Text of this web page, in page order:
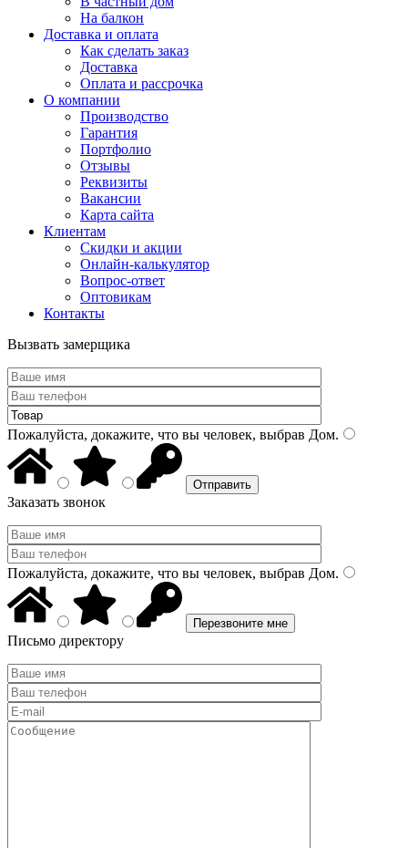
На балкон
Доставка и оплата
Как сделать заказ
Доставка
Оплата и рассрочка
О компании
Производство
Гарантия
Портфолио
Отзывы
Реквизиты
Вакансии
Карта сайта
Клиентам
Скидки и акции
Онлайн-калькулятор
Вопрос-ответ
Оптовикам
Контакты
Вызвать замерщика
Пожалуйста, докажите, что вы человек, выбрав Дом.
Заказать звонок
Пожалуйста, докажите, что вы человек, выбрав Дом.
Письмо директору